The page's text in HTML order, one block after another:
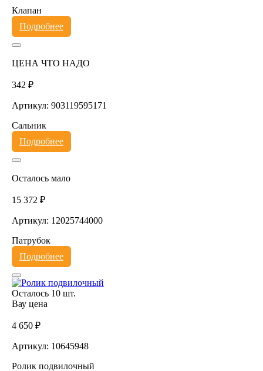
Клапан
Подробнее
ЦЕНА ЧТО НАДО
342 ₽
Артикул: 903119595171
Сальник
Подробнее
Осталось мало
15 372 ₽
Артикул: 12025744000
Патрубок
Подробнее
Осталось 10 шт.
Вау цена
4 650 ₽
Артикул: 10645948
Ролик подвилочный